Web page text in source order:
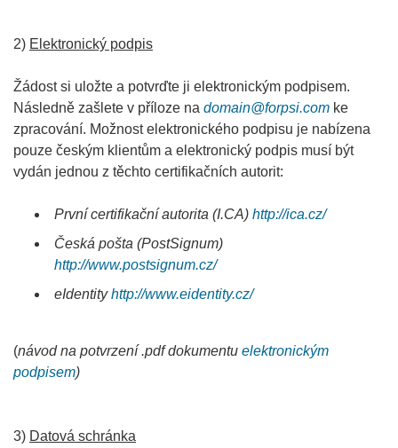
2) Elektronický podpis
Žádost si uložte a potvrďte ji elektronickým podpisem.
Následně zašlete v příloze na domain@forpsi.com ke
zpracování. Možnost elektronického podpisu je nabízena
pouze českým klientům a elektronický podpis musí být
vydán jednou z těchto certifikačních autorit:
První certifikační autorita (I.CA)http://ica.cz/
Česká pošta (PostSignum)
http://www.postsignum.cz/
eIdentityhttp://www.eidentity.cz/
(návod na potvrzení .pdf dokumentu elektronickým
podpisem)
3) Datová schránka